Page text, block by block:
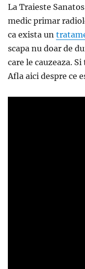
La Traieste
medic primar
ca exista un
scapa nu doar de
care le cauzeaza.
Afla aici despre ce